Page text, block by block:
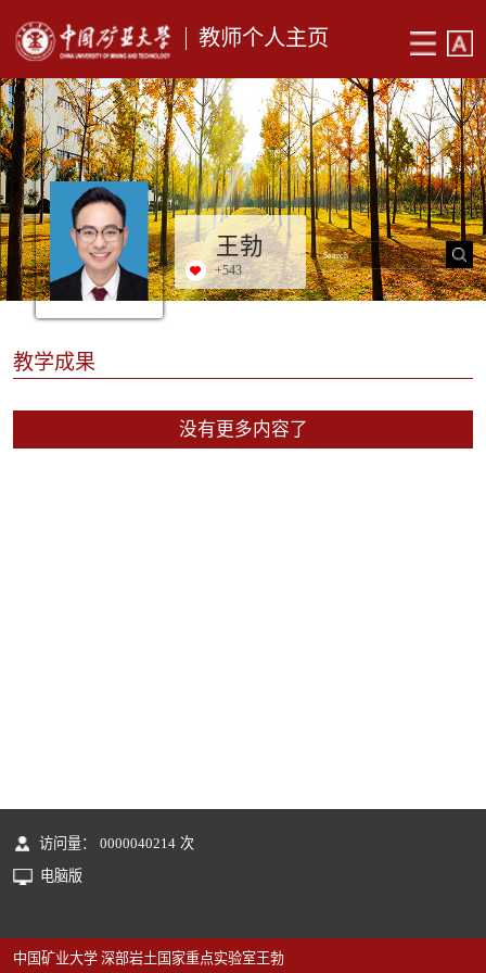
教师个人主页
王勃
+543
教学成果
没有更多内容了
访问量： 0000040214 次
电脑版
中国矿业大学 深部岩土国家重点实验室王勃